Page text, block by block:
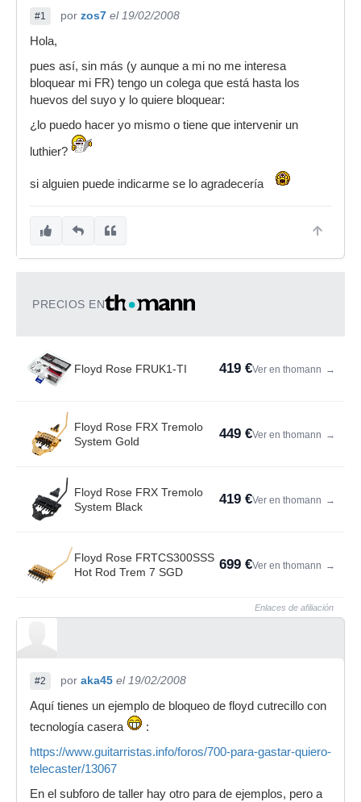
#1 por zos7 el 19/02/2008
Hola,
pues así, sin más (y aunque a mi no me interesa
bloquear mi FR) tengo un colega que está hasta los
huevos del suyo y lo quiere bloquear:
¿lo puedo hacer yo mismo o tiene que intervenir un
luthier?
si alguien puede indicarme se lo agradecería
PRECIOS EN
Floyd Rose FRUK1-TI 419 €Ver en thomann →
Floyd Rose FRX Tremolo
System Gold
449 €Ver en thomann →
Floyd Rose FRX Tremolo
System Black
419 €Ver en thomann →
Floyd Rose FRTCS300SSS
Hot Rod Trem 7 SGD
699 €Ver en thomann →
Enlaces de afiliación
#2 por aka45 el 19/02/2008
Aquí tienes un ejemplo de bloqueo de floyd cutrecillo con
tecnología casera
:
https://www.guitarristas.info/foros/700-para-gastar-quiero-
telecaster/13067
En el subforo de taller hay otro para de ejemplos, pero a